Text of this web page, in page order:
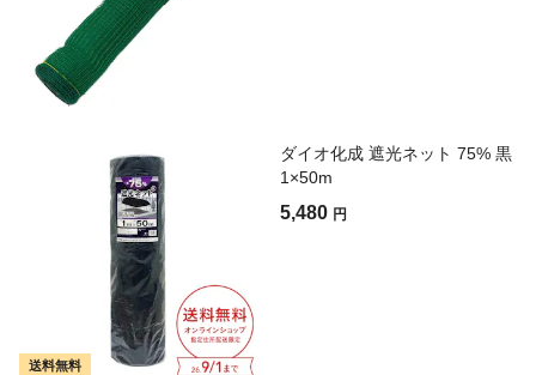
送料無料
ダイオ化成 遮光ネット 75% 黒
1×50m
5,480 円